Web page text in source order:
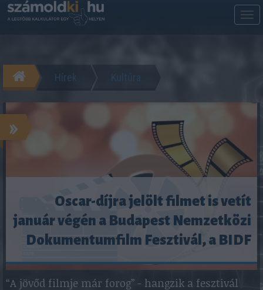
Hírek Kultúra
»
Oscar-díjra jelölt filmet is vetít
január végén a Budapest Nemzetközi
Dokumentumfilm Fesztivál, a BIDF
“A jövőd filmje már forog” - hangzik a fesztivál